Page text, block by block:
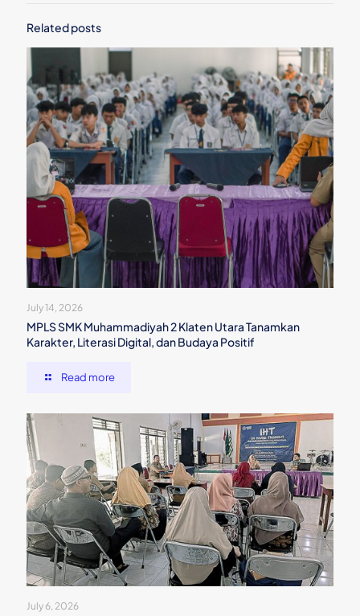
Related posts
July 14, 2026
MPLS SMK Muhammadiyah 2 Klaten Utara Tanamkan
Karakter, Literasi Digital, dan Budaya Positif
Read more
July 6, 2026